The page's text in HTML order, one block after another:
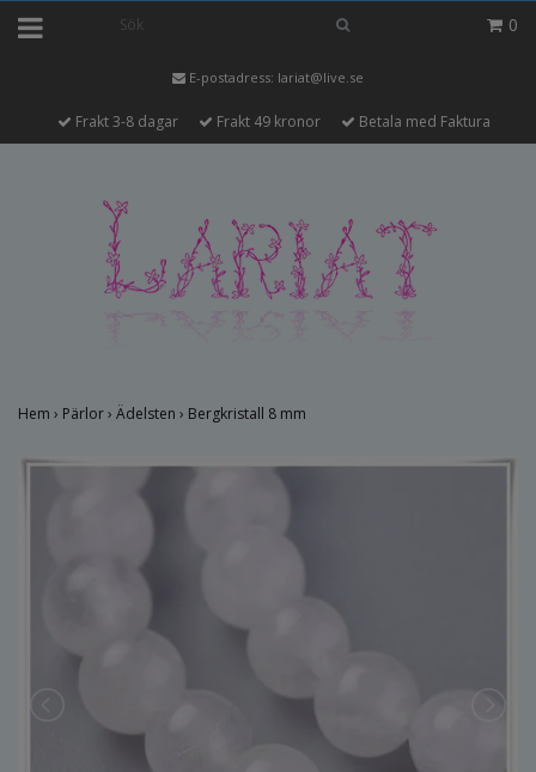
0
E-postadress: lariat@live.se
Frakt 3-8 dagar Frakt 49 kronor Betala med Faktura
Hem › Pärlor› Ädelsten › Bergkristall 8 mm